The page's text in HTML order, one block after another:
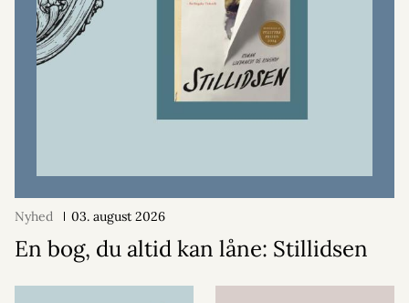
Nyhed 03. august 2026
En bog, du altid kan låne: Stillidsen